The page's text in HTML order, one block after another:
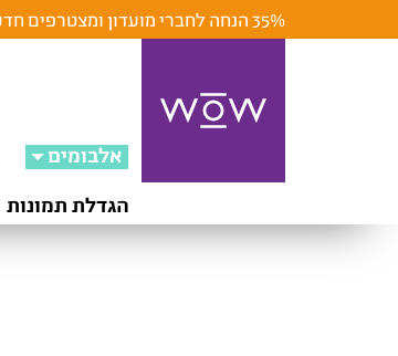
35% הנחה לחברי מועדון ומצטרפים חדשים |
אלבומים
הגדלת תמונות